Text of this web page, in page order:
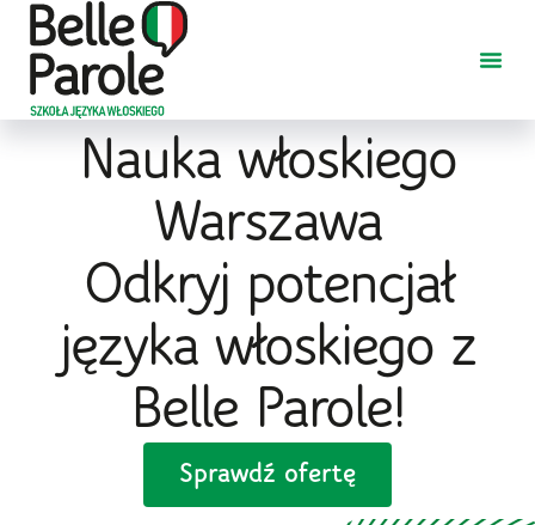
Nauka włoskiego
Warszawa
Odkryj potencjał
języka włoskiego z
Belle Parole!
Sprawdź ofertę